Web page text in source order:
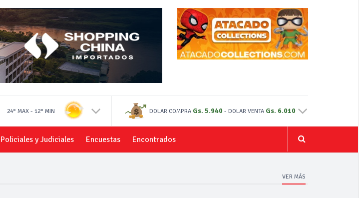
24° MAX - 12° MIN DOLAR COMPRA Gs. 5.940 - DOLAR VENTA Gs. 6.010
Policiales y Judiciales Encuestas Encontrados
VER MÁS